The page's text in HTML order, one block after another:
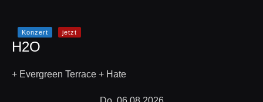
Konzert jetzt
H2O
+ Evergreen Terrace + Hate